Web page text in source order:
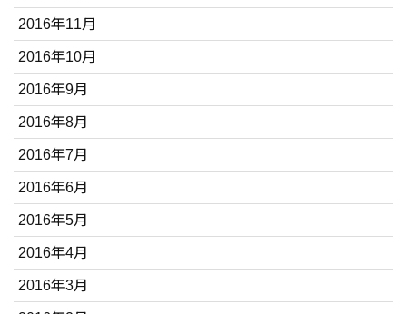
2016年11月
2016年10月
2016年9月
2016年8月
2016年7月
2016年6月
2016年5月
2016年4月
2016年3月